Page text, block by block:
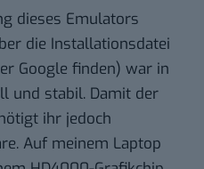
dieses Emulators
die Installationsdatei
Google finden) war in
und stabil. Damit der
ihr jedoch
Auf meinem Laptop